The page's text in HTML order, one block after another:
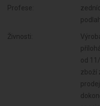
Profese:
Živnosti:
od
zboží